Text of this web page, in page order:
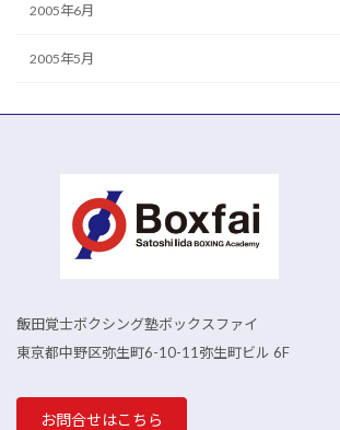
2005年6月
2005年5月
飯田覚士ボクシング塾ボックスファイ
東京都中野区弥生町6-10-11弥生町ビル 6F
お問合せはこちら